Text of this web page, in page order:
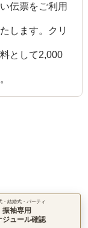
伝票をご利用
します。クリ
として2,000
・結婚式・パーティ
振袖専用
ジュール確認